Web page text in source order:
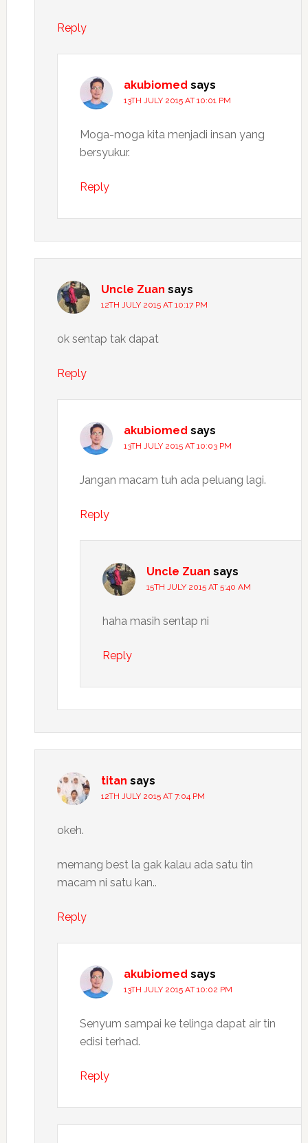
Reply
akubiomed says
13TH JULY 2015 AT 10:01 PM
Moga-moga kita menjadi insan yang
bersyukur.
Reply
Uncle Zuan says
12TH JULY 2015 AT 10:17 PM
ok sentap tak dapat
Reply
akubiomed says
13TH JULY 2015 AT 10:03 PM
Jangan macam tuh ada peluang lagi.
Reply
Uncle Zuan says
15TH JULY 2015 AT 5:40 AM
haha masih sentap ni
Reply
titan says
12TH JULY 2015 AT 7:04 PM
okeh.
memang best la gak kalau ada satu tin
macam ni satu kan..
Reply
akubiomed says
13TH JULY 2015 AT 10:02 PM
Senyum sampai ke telinga dapat air tin
edisi terhad.
Reply